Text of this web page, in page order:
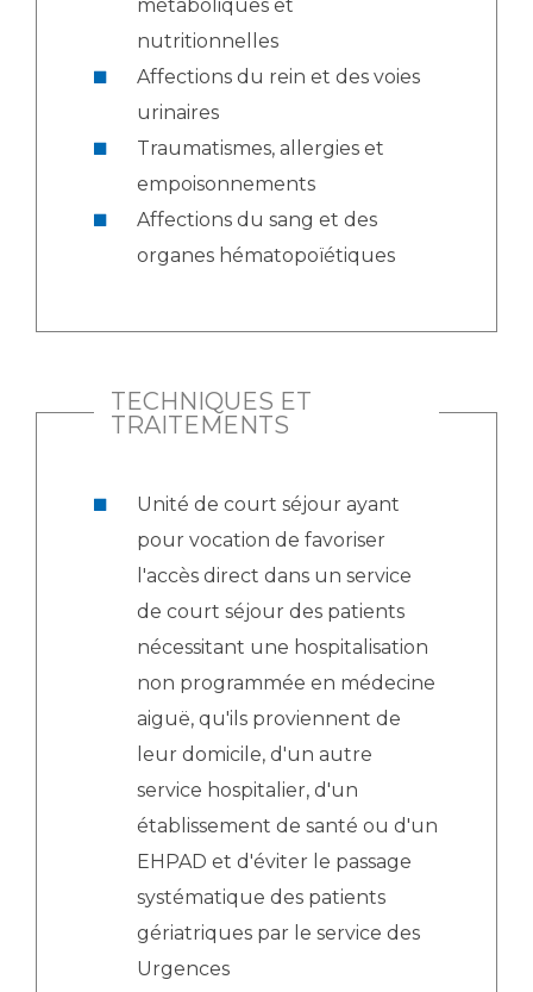
métaboliques et
nutritionnelles
Affections du rein et des voies
urinaires
Traumatismes, allergies et
empoisonnements
Affections du sang et des
organes hématopoïétiques
TECHNIQUES ET
TRAITEMENTS
Unité de court séjour ayant
pour vocation de favoriser
l'accès direct dans un service
de court séjour des patients
nécessitant une hospitalisation
non programmée en médecine
aiguë, qu'ils proviennent de
leur domicile, d'un autre
service hospitalier, d'un
établissement de santé ou d'un
EHPAD et d'éviter le passage
systématique des patients
gériatriques par le service des
Urgences